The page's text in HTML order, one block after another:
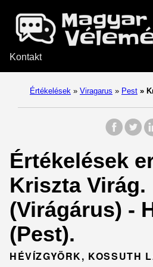
Kontakt
Értékelések » Viragarus » Pest »
Értékelések
Kriszta Virág.
(Virágárus) -
(Pest).
HÉVÍZGYÖRK, KOSSUTH